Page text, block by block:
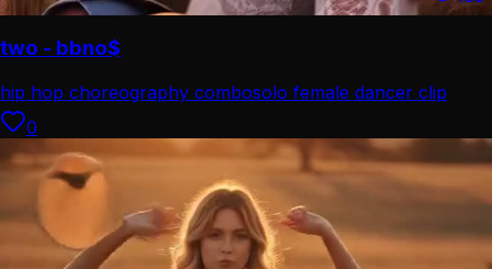
two - bbno$
hip hop choreography combosolo female dancer clip
0